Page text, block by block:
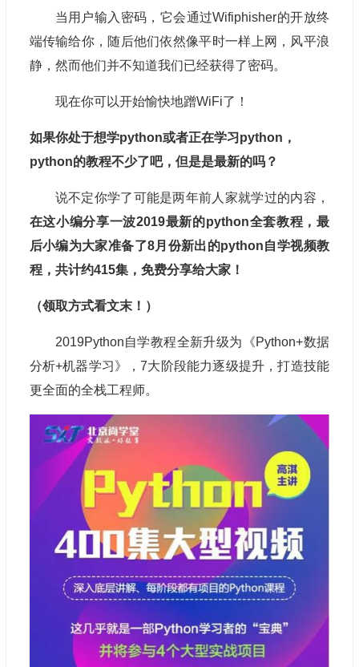
当用户输入密码，它会通过Wifiphisher的开放终
端传输给你，随后他们依然像平时一样上网，风平浪
静，然而他们并不知道我们已经获得了密码。
现在你可以开始愉快地蹭WiFi了！
如果你处于想学python或者正在学习python，
python的教程不少了吧，但是是最新的吗？
说不定你学了可能是两年前人家就学过的内容，
在这小编分享一波2019最新的python全套教程，最
后小编为大家准备了8月份新出的python自学视频教
程，共计约415集，免费分享给大家！
（领取方式看文末！）
2019Python自学教程全新升级为《Python+数据
分析+机器学习》，7大阶段能力逐级提升，打造技能
更全面的全栈工程师。